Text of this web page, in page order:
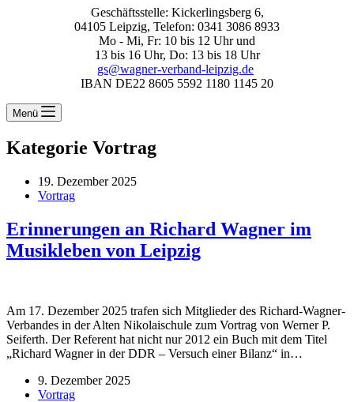
Geschäftsstelle: Kickerlingsberg 6,
04105 Leipzig, Telefon: 0341 3086 8933
Mo - Mi, Fr: 10 bis 12 Uhr und
13 bis 16 Uhr, Do: 13 bis 18 Uhr
gs@wagner-verband-leipzig.de
IBAN DE22 8605 5592 1180 1145 20
Menü
Kategorie Vortrag
19. Dezember 2025
Vortrag
Erinnerungen an Richard Wagner im
Musikleben von Leipzig
Am 17. Dezember 2025 trafen sich Mitglieder des Richard-Wagner-
Verbandes in der Alten Nikolaischule zum Vortrag von Werner P.
Seiferth. Der Referent hat nicht nur 2012 ein Buch mit dem Titel
„Richard Wagner in der DDR – Versuch einer Bilanz“ in…
9. Dezember 2025
Vortrag